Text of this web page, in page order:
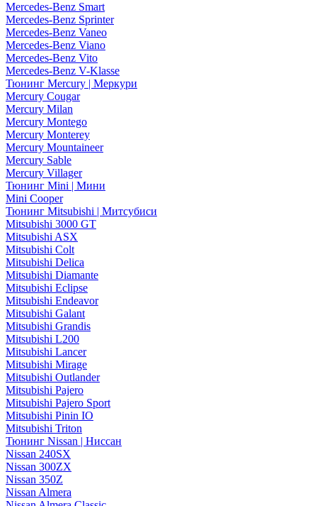
Mercedes-Benz Smart
Mercedes-Benz Sprinter
Mercedes-Benz Vaneo
Mercedes-Benz Viano
Mercedes-Benz Vito
Mercedes-Benz V-Klasse
Тюнинг Mercury | Меркури
Mercury Cougar
Mercury Milan
Mercury Montego
Mercury Monterey
Mercury Mountaineer
Mercury Sable
Mercury Villager
Тюнинг Mini | Мини
Mini Cooper
Тюнинг Mitsubishi | Митсубиси
Mitsubishi 3000 GT
Mitsubishi ASX
Mitsubishi Colt
Mitsubishi Delica
Mitsubishi Diamante
Mitsubishi Eclipse
Mitsubishi Endeavor
Mitsubishi Galant
Mitsubishi Grandis
Mitsubishi L200
Mitsubishi Lancer
Mitsubishi Mirage
Mitsubishi Outlander
Mitsubishi Pajero
Mitsubishi Pajero Sport
Mitsubishi Pinin IO
Mitsubishi Triton
Тюнинг Nissan | Ниссан
Nissan 240SX
Nissan 300ZX
Nissan 350Z
Nissan Almera